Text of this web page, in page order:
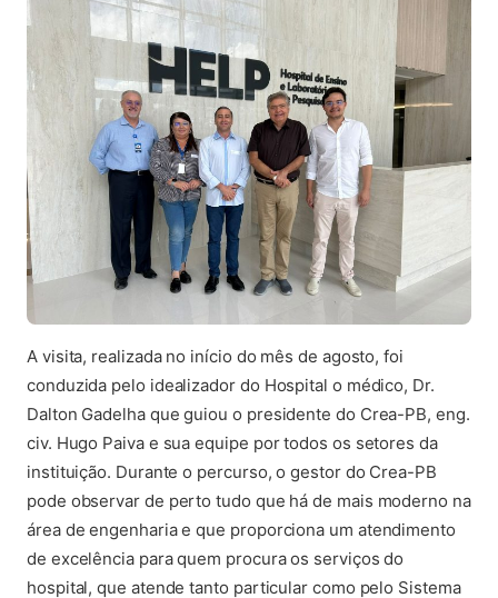
A visita, realizada no início do mês de agosto, foi
conduzida pelo idealizador do Hospital o médico, Dr.
Dalton Gadelha que guiou o presidente do Crea-PB, eng.
civ. Hugo Paiva e sua equipe por todos os setores da
instituição. Durante o percurso, o gestor do Crea-PB
pode observar de perto tudo que há de mais moderno na
área de engenharia e que proporciona um atendimento
de excelência para quem procura os serviços do
hospital, que atende tanto particular como pelo Sistema